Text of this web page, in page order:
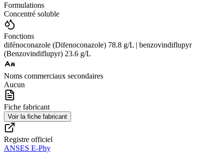
Formulations
Concentré soluble
Fonctions
difénoconazole (Difenoconazole) 78.8 g/L | benzovindiflupyr
(Benzovindiflupyr) 23.6 g/L
Noms commerciaux secondaires
Aucun
Fiche fabricant
Voir la fiche fabricant
Registre officiel
ANSES E-Phy